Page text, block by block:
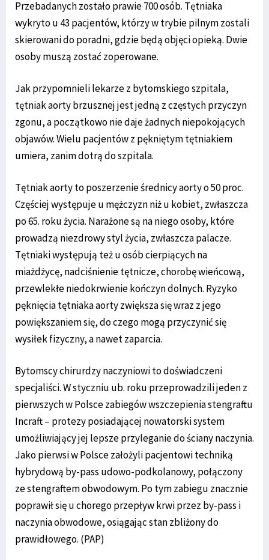
Przebadanych zostało prawie 700 osób. Tętniaka
wykryto u 43 pacjentów, którzy w trybie pilnym zostali
skierowani do poradni, gdzie będą objęci opieką. Dwie
osoby muszą zostać zoperowane.
Jak przypomnieli lekarze z bytomskiego szpitala,
tętniak aorty brzusznej jest jedną z częstych przyczyn
zgonu, a początkowo nie daje żadnych niepokojących
objawów. Wielu pacjentów z pękniętym tętniakiem
umiera, zanim dotrą do szpitala.
Tętniak aorty to poszerzenie średnicy aorty o 50 proc.
Częściej występuje u mężczyzn niż u kobiet, zwłaszcza
po 65. roku życia. Narażone są na niego osoby, które
prowadzą niezdrowy styl życia, zwłaszcza palacze.
Tętniaki występują też u osób cierpiących na
miażdżycę, nadciśnienie tętnicze, chorobę wieńcową,
przewlekłe niedokrwienie kończyn dolnych. Ryzyko
pęknięcia tętniaka aorty zwiększa się wraz z jego
powiększaniem się, do czego mogą przyczynić się
wysiłek fizyczny, a nawet zaparcia.
Bytomscy chirurdzy naczyniowi to doświadczeni
specjaliści. W styczniu ub. roku przeprowadzili jeden z
pierwszych w Polsce zabiegów wszczepienia stengraftu
Incraft – protezy posiadającej nowatorski system
umożliwiający jej lepsze przyleganie do ściany naczynia.
Jako pierwsi w Polsce założyli pacjentowi techniką
hybrydową by-pass udowo-podkolanowy, połączony
ze stengraftem obwodowym. Po tym zabiegu znacznie
poprawił się u chorego przepływ krwi przez by-pass i
naczynia obwodowe, osiągając stan zbliżony do
prawidłowego. (PAP)